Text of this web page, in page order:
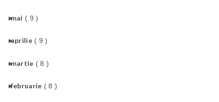
►
mai ( 9 )
►
aprilie ( 9 )
►
martie ( 8 )
►
februarie ( 8 )